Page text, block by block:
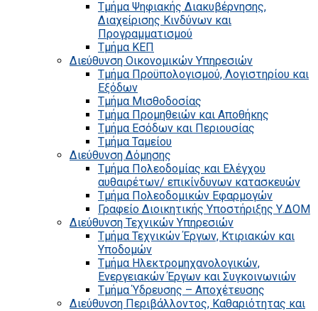
Τμήμα Ψηφιακής Διακυβέρνησης,
Διαχείρισης Κινδύνων και
Προγραμματισμού
Τμήμα ΚΕΠ
Διεύθυνση Οικονομικών Υπηρεσιών
Τμήμα Προϋπολογισμού, Λογιστηρίου και
Εξόδων
Τμήμα Μισθοδοσίας
Τμήμα Προμηθειών και Αποθήκης
Τμήμα Εσόδων και Περιουσίας
Τμήμα Ταμείου
Διεύθυνση Δόμησης
Τμήμα Πολεοδομίας και Ελέγχου
αυθαιρέτων/ επικίνδυνων κατασκευών
Τμήμα Πολεοδομικών Εφαρμογών
Γραφείο Διοικητικής Υποστήριξης Υ.ΔΟΜ
Διεύθυνση Τεχνικών Υπηρεσιών
Τμήμα Τεχνικών Έργων, Κτιριακών και
Υποδομών
Τμήμα Ηλεκτρομηχανολογικών,
Ενεργειακών Έργων και Συγκοινωνιών
Τμήμα Ύδρευσης – Αποχέτευσης
Διεύθυνση Περιβάλλοντος, Καθαριότητας και